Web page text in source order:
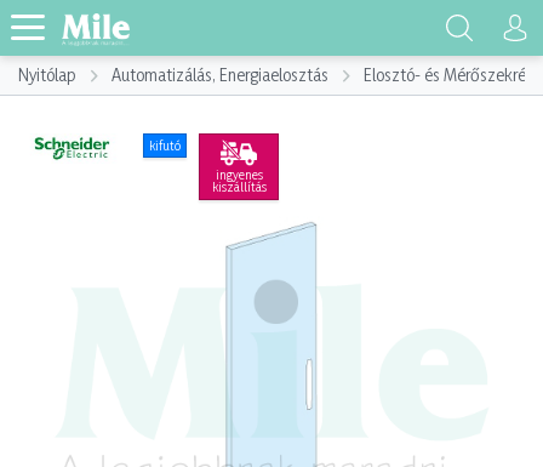
Nyitólap Automatizálás, Energiaelosztás Elosztó- és Mérőszekrény
kifutó
ingyenes
kiszállítás